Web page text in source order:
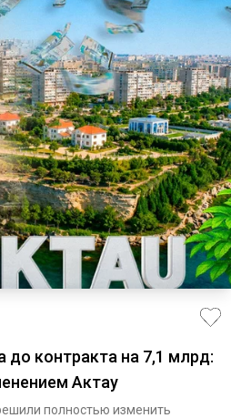
до контракта на 7,1 млрд:
Актау
полностью изменить